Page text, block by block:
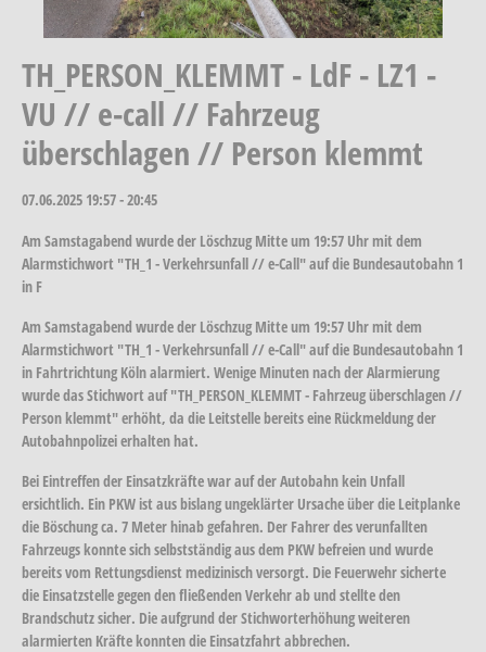
TH_PERSON_KLEMMT - LdF - LZ1 -
VU // e-call // Fahrzeug
überschlagen // Person klemmt
07.06.2025 19:57 - 20:45
Am Samstagabend wurde der Löschzug Mitte um 19:57 Uhr mit dem
Alarmstichwort "TH_1 - Verkehrsunfall // e-Call" auf die Bundesautobahn 1
in F
Am Samstagabend wurde der Löschzug Mitte um 19:57 Uhr mit dem
Alarmstichwort "TH_1 - Verkehrsunfall // e-Call" auf die Bundesautobahn 1
in Fahrtrichtung Köln alarmiert. Wenige Minuten nach der Alarmierung
wurde das Stichwort auf "TH_PERSON_KLEMMT - Fahrzeug überschlagen //
Person klemmt" erhöht, da die Leitstelle bereits eine Rückmeldung der
Autobahnpolizei erhalten hat.
Bei Eintreffen der Einsatzkräfte war auf der Autobahn kein Unfall
ersichtlich. Ein PKW ist aus bislang ungeklärter Ursache über die Leitplanke
die Böschung ca. 7 Meter hinab gefahren. Der Fahrer des verunfallten
Fahrzeugs konnte sich selbstständig aus dem PKW befreien und wurde
bereits vom Rettungsdienst medizinisch versorgt. Die Feuerwehr sicherte
die Einsatzstelle gegen den fließenden Verkehr ab und stellte den
Brandschutz sicher. Die aufgrund der Stichworterhöhung weiteren
alarmierten Kräfte konnten die Einsatzfahrt abbrechen.